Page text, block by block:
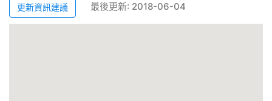
更新資訊建議 最後更新: 2018-06-04